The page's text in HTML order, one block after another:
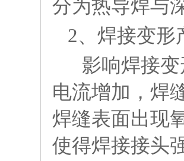
分为热导焊与
2、焊接变形
影响焊接变
电流增加，焊
焊缝表面出现
使得焊接接头